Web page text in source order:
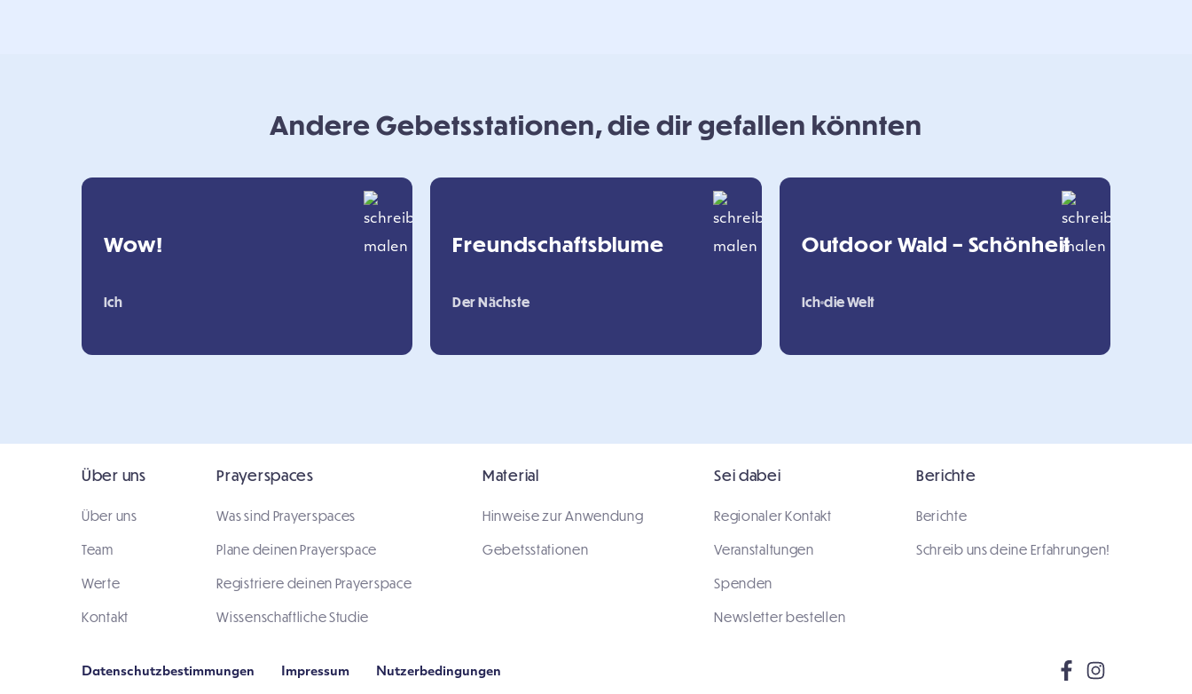
Andere Gebetsstationen, die dir gefallen könnten
Wow!
Ich
Freundschaftsblume
Der Nächste
Outdoor Wald – Schönheit
Ich die Welt
Über uns
Über uns
Team
Werte
Kontakt
Prayerspaces
Was sind Prayerspaces
Plane deinen Prayerspace
Registriere deinen Prayerspace
Wissenschaftliche Studie
Material
Hinweise zur Anwendung
Gebetsstationen
Sei dabei
Regionaler Kontakt
Veranstaltungen
Spenden
Newsletter bestellen
Berichte
Berichte
Schreib uns deine Erfahrungen!
Datenschutzbestimmungen Impressum Nutzerbedingungen